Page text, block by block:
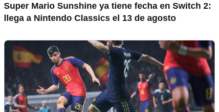
Super Mario Sunshine ya tiene fecha en Switch 2:
llega a Nintendo Classics el 13 de agosto